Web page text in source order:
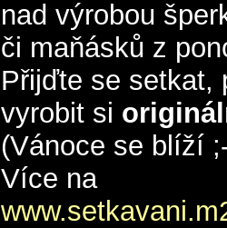
nad výrobou
či maňásků z
Přijďte se setkat,
vyrobit si
(Vánoce se blíží
Více na